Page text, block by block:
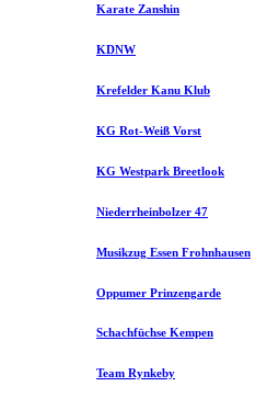
Karate Zanshin
KDNW
Krefelder Kanu Klub
KG Rot-Weiß Vorst
KG Westpark Breetlook
Niederrheinbolzer 47
Musikzug Essen Frohnhausen
Oppumer Prinzengarde
Schachfüchse Kempen
Team Rynkeby